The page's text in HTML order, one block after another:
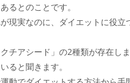
るとのことです。
現実なのに、ダイエットに役立
チアシード」の2種類が存在し
ると聞きます。